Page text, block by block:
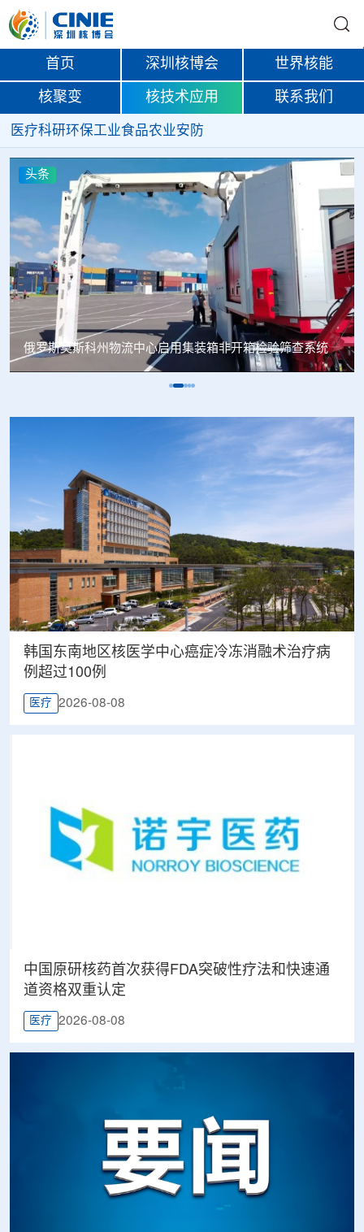
首页 深圳核博会 世界核能
核聚变 核技术应用 联系我们
医疗科研环保工业食品农业安防
头条
俄罗斯莫斯科州物流中心启用集装箱非开箱检验筛查系统
韩国东南地区核医学中心癌症冷冻消融术治疗病
例超过100例
医疗 2026-08-08
中国原研核药首次获得FDA突破性疗法和快速通
道资格双重认定
医疗 2026-08-08